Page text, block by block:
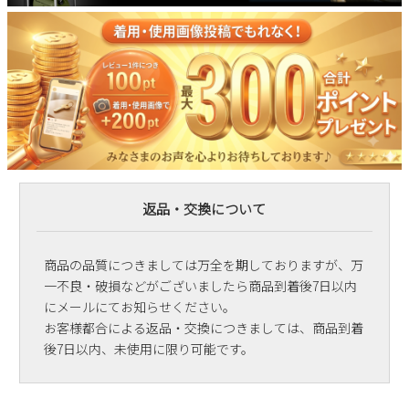
返品・交換について
商品の品質につきましては万全を期しておりますが、万
一不良・破損などがございましたら商品到着後7日以内
にメールにてお知らせください。
お客様都合による返品・交換につきましては、商品到着
後7日以内、未使用に限り可能です。